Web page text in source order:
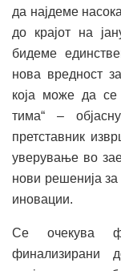
да најдеме
до крајот на
бидеме
нова вредност
која може да
тима“ –
претставник
уверување во
нови решенија
иновации.
Се очекува
финализирани